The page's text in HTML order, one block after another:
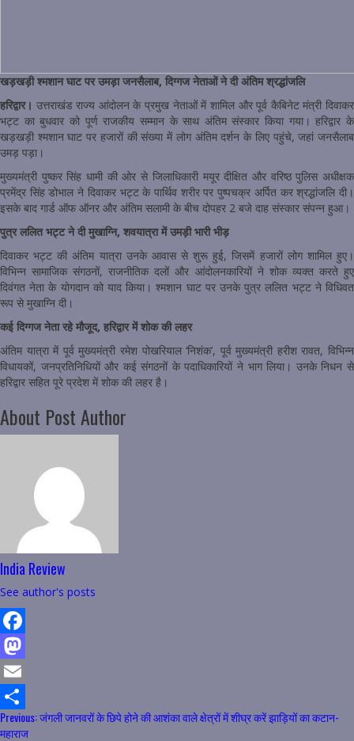
खड़खड़ी श्मशान घाट पर उमड़ा जनसैलाब, दिग्गज नेताओं ने दी अंतिम श्रद्धांजलि
हरिद्वार। उत्तराखंड राज्य आंदोलन के प्रमुख नेताओं में शामिल और पूर्व कैबिनेट मंत्री दिवाकर
भट्ट का बुधवार को पूर्ण राजकीय सम्मान के साथ अंतिम संस्कार किया गया। हरिद्वार के
खड़खड़ी श्मशान घाट पर हजारों की संख्या में लोग अंतिम दर्शन के लिए पहुंचे, जहां जनसैलाब
उमड़ पड़ा।
मुख्यमंत्री पुष्कर सिंह धामी की ओर से जिलाधिकारी मयूर दीक्षित और वरिष्ठ पुलिस अधीक्षक
प्रमेंद्र सिंह डोभाल ने दिवाकर भट्ट के पार्थिव शरीर पर पुष्पचक्र अर्पित कर श्रद्धांजलि दी।
इसके बाद गार्ड ऑफ ऑनर और अंतिम सलामी के बीच दोपहर 2 बजे दाह संस्कार संपन्न हुआ।
पुत्र ललित भट्ट ने दी मुखाग्नि, शवयात्रा में उमड़ी भारी भीड़
दिवाकर भट्ट की अंतिम यात्रा उनके आवास से शुरू हुई, जिसमें हजारों लोग शामिल हुए।
विभिन्न सामाजिक संगठनों, राजनीतिक दलों और आंदोलनकारियों ने शोक व्यक्त करते हुए
दिवंगत नेता के योगदान को याद किया। श्मशान घाट पर उनके पुत्र ललित भट्ट ने विधिवत
रूप से मुखाग्नि दी।
कई दिग्गज नेता रहे मौजूद, हरिद्वार में शोक की लहर
अंतिम यात्रा में पूर्व मुख्यमंत्री रमेश पोखरियाल ‘निशंक’, पूर्व मुख्यमंत्री हरीश रावत, विभिन्न
विधायकों, जनप्रतिनिधियों और कई संगठनों के पदाधिकारियों ने भाग लिया। उनके निधन से
हरिद्वार सहित पूरे प्रदेश में शोक की लहर है।
About Post Author
India Review
See author's posts
Facebook
Mastodon
Email
Share
Continue
Previous:जंगली जानवरों के छिपे होने की आशंका वाले क्षेत्रों में शीघ्र करें झाड़ियों का कटान-
महाराज